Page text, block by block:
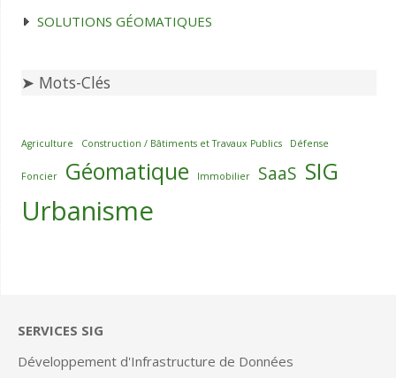
SOLUTIONS GÉOMATIQUES
➤ Mots-Clés
Agriculture Construction / Bâtiments et Travaux Publics Défense
Foncier Géomatique Immobilier SaaS SIG
Urbanisme
SERVICES SIG
Développement d'Infrastructure de Données